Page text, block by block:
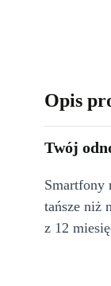
Opis
Twój
Smartfony
tańsze niż
z 12